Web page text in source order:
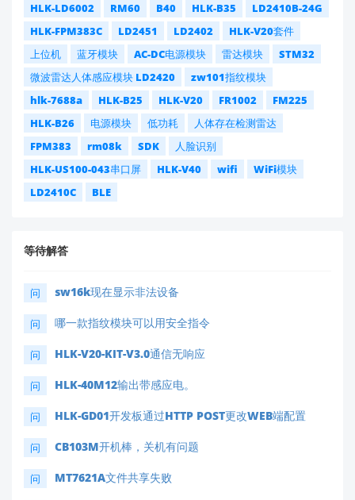
HLK-LD6002
RM60 B40 HLK-B35
LD2410B-24G
HLK-FPM383C
LD2451 LD2402
HLK-V20套件
上位机
蓝牙模块 AC-DC电源模块 雷达模块
STM32
微波雷达人体感应模块 LD2420
zw101指纹模块
hlk-7688a
HLK-B25 HLK-V20 FR1002
FM225
HLK-B26
电源模块 低功耗
人体存在检测雷达
FPM383
rm08k SDK
人脸识别
HLK-US100-043串口屏
HLK-V40 wifi
WiFi模块
LD2410C
BLE
等待解答
问 sw16k现在显示非法设备
问 哪一款指纹模块可以用安全指令
问 HLK-V20-KIT-V3.0通信无响应
问 HLK-40M12输出带感应电。
问 HLK-GD01开发板通过HTTP POST更改WEB端配置
问 CB103M开机棒，关机有问题
问 MT7621A文件共享失败